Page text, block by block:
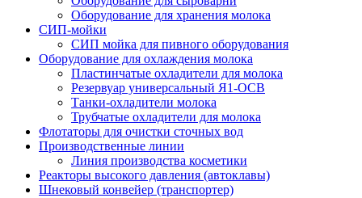
Оборудование для хранения молока
СИП-мойки
СИП мойка для пивного оборудования
Оборудование для охлаждения молока
Пластинчатые охладители для молока
Резервуар универсальный Я1-ОСВ
Танки-охладители молока
Трубчатые охладители для молока
Флотаторы для очистки сточных вод
Производственные линии
Линия производства косметики
Реакторы высокого давления (автоклавы)
Шнековый конвейер (транспортер)